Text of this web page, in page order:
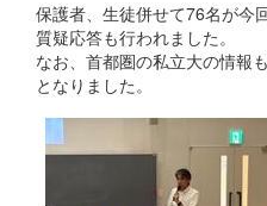
保護者、生徒併せて76名が今
質疑応答も行われました。
なお、首都圏の私立大の情報
となりました。